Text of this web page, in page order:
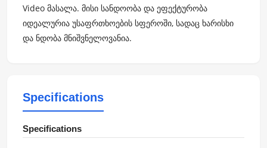
Video მასალა. მისი სანდოობა და ეფექტურობა
იდეალურია უსაფრთხოების სფეროში, სადაც ხარისხი
და ნდობა მნიშვნელოვანია.
Specifications
Specifications